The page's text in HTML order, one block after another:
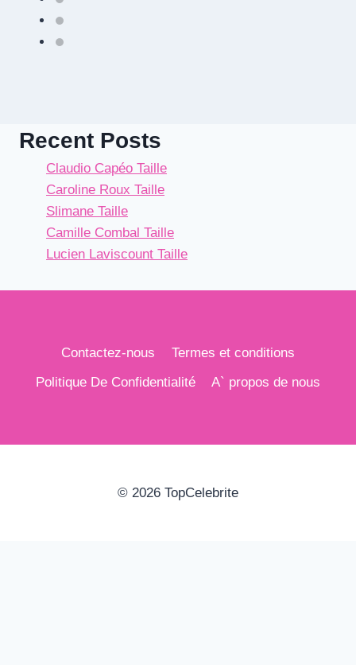
Recent Posts
Claudio Capéo Taille
Caroline Roux Taille
Slimane Taille
Camille Combal Taille
Lucien Laviscount Taille
Contactez-nous
Termes et conditions
Politique De Confidentialité
A` propos de nous
© 2026 TopCelebrite